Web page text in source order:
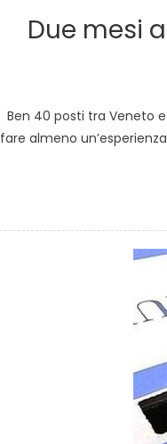
Due mesi
Ben 40 posti tra Veneto
fare almeno